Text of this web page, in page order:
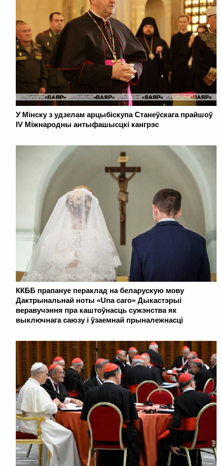
У Мінску з удзелам арцыбіскупа Станеўскага прайшоў
IV Міжнародны антыфашысцкі кангрэс
ККББ прапануе пераклад на беларускую мову
Дактрынальнай ноты «Una caro» Дыкастэрыі
веравучэння пра каштоўнасць сужэнства як
выключнага саюзу і ўзаемнай прыналежнасці